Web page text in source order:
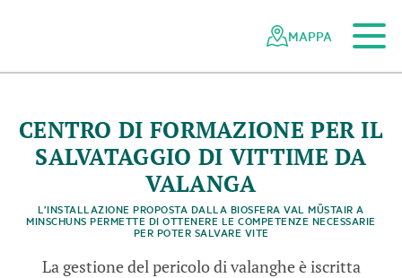
dei
MAPPA
CENTRO DI FORMAZIONE PER IL
SALVATAGGIO DI VITTIME DA
VALANGA
L’INSTALLAZIONE PROPOSTA DALLA BIOSFERA VAL MÜSTAIR A
MINSCHUNS PERMETTE DI OTTENERE LE COMPETENZE NECESSARIE
PER POTER SALVARE VITE
La gestione del pericolo di valanghe è iscritta